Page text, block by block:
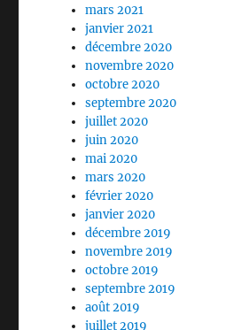
mars 2021
janvier 2021
décembre 2020
novembre 2020
octobre 2020
septembre 2020
juillet 2020
juin 2020
mai 2020
mars 2020
février 2020
janvier 2020
décembre 2019
novembre 2019
octobre 2019
septembre 2019
août 2019
juillet 2019